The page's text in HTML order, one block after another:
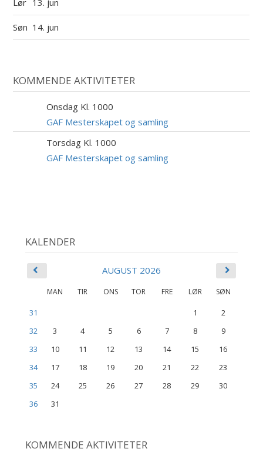
Lør 13. jun
Søn 14. jun
KOMMENDE AKTIVITETER
Onsdag Kl. 1000
GAF Mesterskapet og samling
Torsdag Kl. 1000
GAF Mesterskapet og samling
KALENDER
AUGUST 2026
MAN TIR ONS TOR FRE LØR SØN
31 1
2
32
3 4 5 6 7 8
9
33
10 11 12 13 14 15
16
34
17 18 19 20 21 22
23
35
24 25 26 27 28 29
30
36
31
KOMMENDE AKTIVITETER